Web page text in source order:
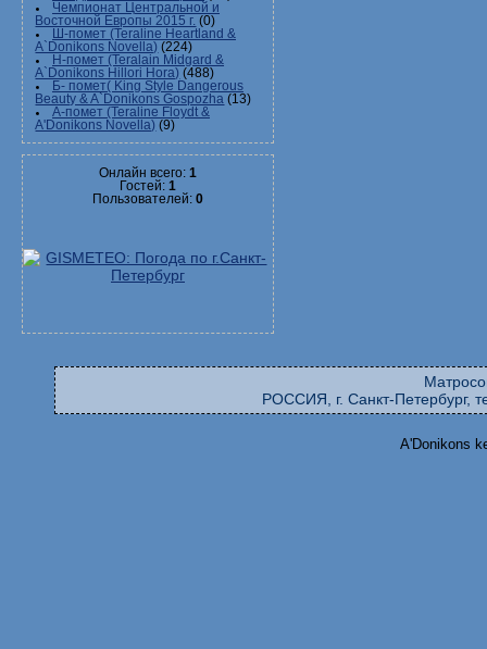
Чемпионат Центральной и
Восточной Европы 2015 г. (0)
Ш-помет (Teraline Heartland &
A`Donikons Novella) (224)
Н-помет (Teralain Midgard &
A`Donikons Hillori Hora) (488)
Б- помет( King Style Dangerous
Beauty & A`Donikons Gospozha (13)
А-помет (Teraline Floydt &
A'Donikons Novella) (9)
Онлайн всего: 1
Гостей: 1
Пользователей: 0
РОССИЯ, г. Санкт-Петербург,
A'Donikons